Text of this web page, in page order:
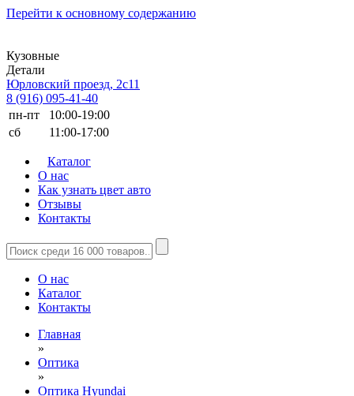
Перейти к основному содержанию
Кузовные
Детали
Юрловский проезд, 2с11
8 (916) 095-41-40
пн-пт
10:00-19:00
сб
11:00-17:00
Каталог
О нас
Как узнать цвет авто
Отзывы
Контакты
О нас
Каталог
Контакты
Главная
»
Оптика
»
Оптика Hyundai